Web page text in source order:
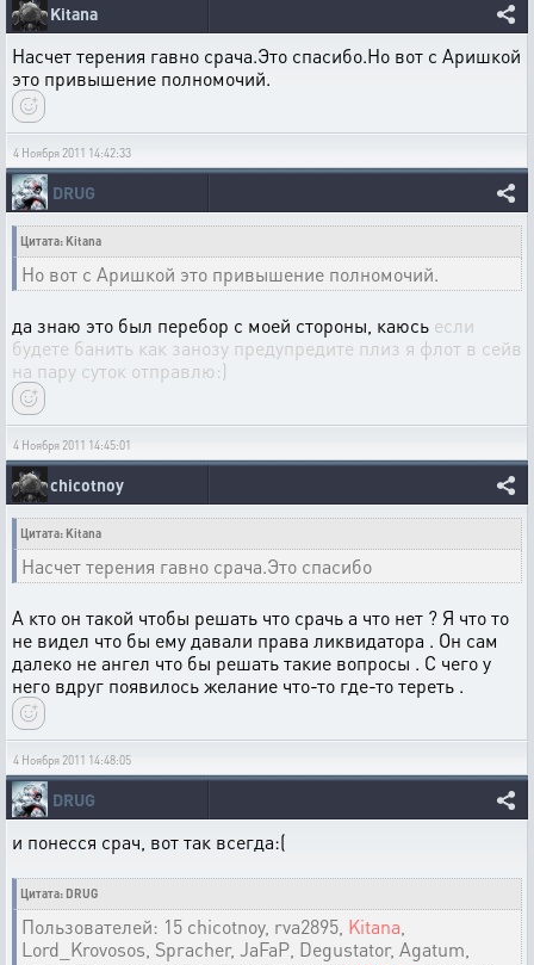
Kitana
Насчет терения гавно срача.Это спасибо.Но вот с Аришкой
это привышение полномочий.
4 Ноября 2011 14:42:33
DRUG
Цитата: Kitana
Но вот с Аришкой это привышение полномочий.
да знаю это был перебор с моей стороны, каюсь если
будете банить как занозу предупредите плиз я флот в сейв
на пару суток отправлю:)
4 Ноября 2011 14:45:01
chicotnoy
Цитата: Kitana
Насчет терения гавно срача.Это спасибо
А кто он такой чтобы решать что срачь а что нет ? Я что то
не видел что бы ему давали права ликвидатора . Он сам
далеко не ангел что бы решать такие вопросы . С чего у
него вдруг появилось желание что-то где-то тереть .
4 Ноября 2011 14:48:05
DRUG
и понесся срач, вот так всегда:(
Цитата: DRUG
Пользователей: 15 chicotnoy, rva2895, Kitana
Lord_Krovosos, Spracher, JaFaP, Degustator, Agatum,